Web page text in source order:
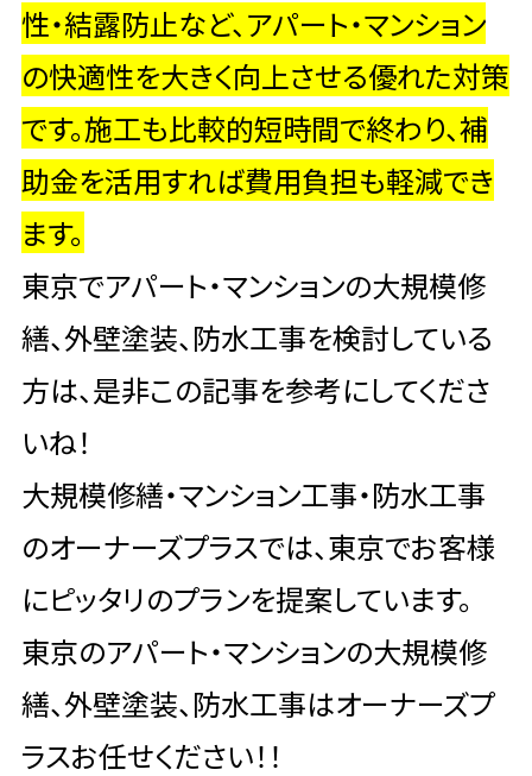
性・結露防止など、アパート・マンション
の快適性を大きく向上させる優れた対策
です。施工も比較的短時間で終わり、補
助金を活用すれば費用負担も軽減でき
ます。
東京でアパート・マンションの大規模修
繕、外壁塗装、防水工事を検討している
方は、是非この記事を参考にしてくださ
いね！
大規模修繕・マンション工事・防水工事
のオーナーズプラスでは、東京でお客様
にピッタリのプランを提案しています。
東京のアパート・マンションの大規模修
繕、外壁塗装、防水工事はオーナーズプ
ラスお任せください！！